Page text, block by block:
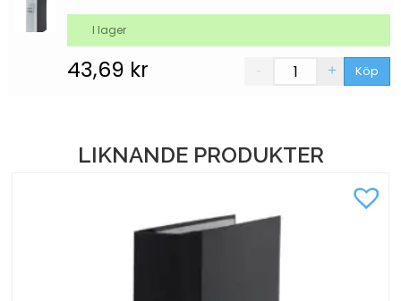
43,69 kr Köp
I lager
LIKNANDE PRODUKTER